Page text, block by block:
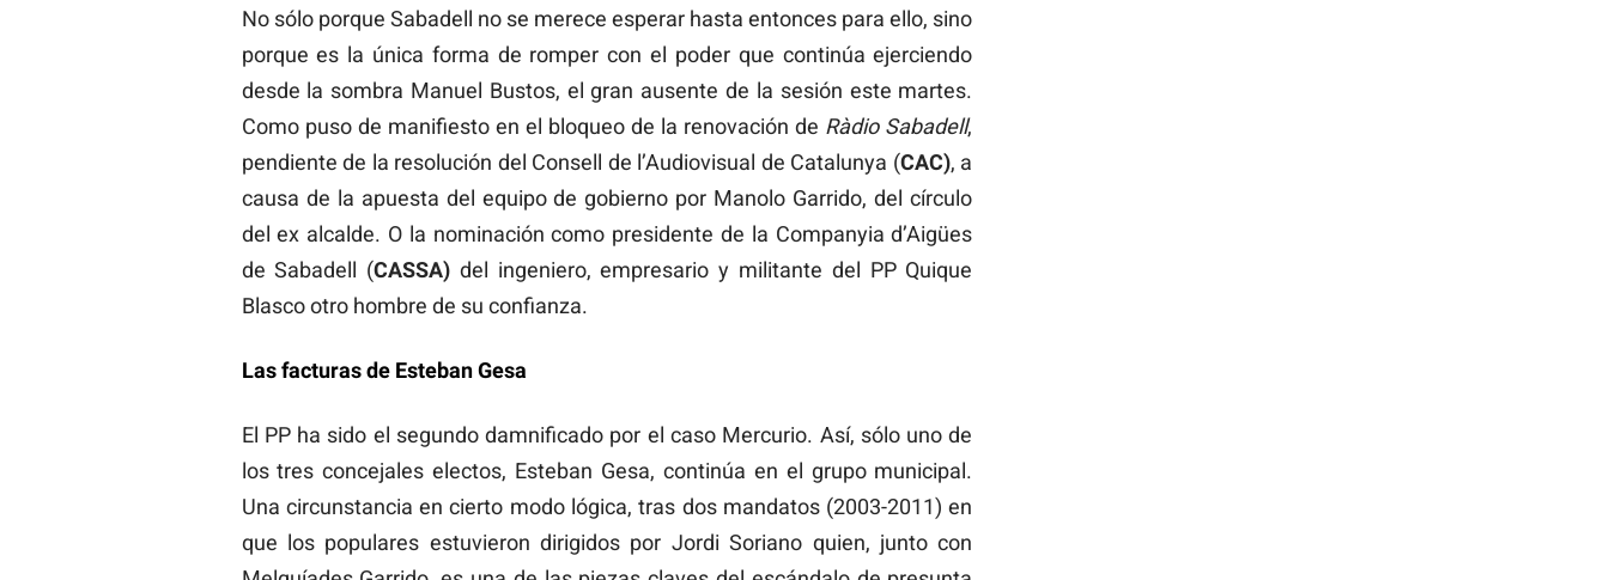
No sólo porque Sabadell no se merece esperar hasta entonces para ello, sino
porque es la única forma de romper con el poder que continúa ejerciendo
desde la sombra Manuel Bustos, el gran ausente de la sesión este martes.
Como puso de manifiesto en el bloqueo de la renovación de Ràdio Sabadell,
pendiente de la resolución del Consell de l’Audiovisual de Catalunya (CAC), a
causa de la apuesta del equipo de gobierno por Manolo Garrido, del círculo
del ex alcalde. O la nominación como presidente de la Companyia d’Aigües
de Sabadell (CASSA) del ingeniero, empresario y militante del PP Quique
Blasco otro hombre de su confianza.
Las facturas de Esteban Gesa
El PP ha sido el segundo damnificado por el caso Mercurio. Así, sólo uno de
los tres concejales electos, Esteban Gesa, continúa en el grupo municipal.
Una circunstancia en cierto modo lógica, tras dos mandatos (2003-2011) en
que los populares estuvieron dirigidos por Jordi Soriano quien, junto con